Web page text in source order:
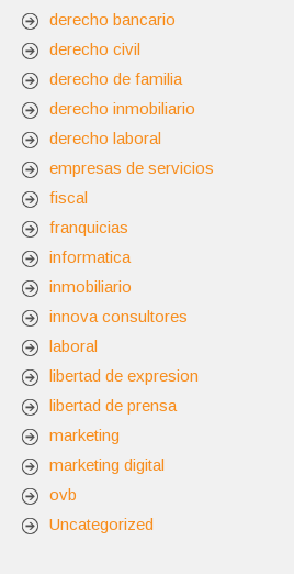
derecho bancario
derecho civil
derecho de familia
derecho inmobiliario
derecho laboral
empresas de servicios
fiscal
franquicias
informatica
inmobiliario
innova consultores
laboral
libertad de expresion
libertad de prensa
marketing
marketing digital
ovb
Uncategorized